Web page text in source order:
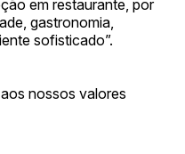
em restaurante, por
gastronomia,
sofisticado”.
nossos valores